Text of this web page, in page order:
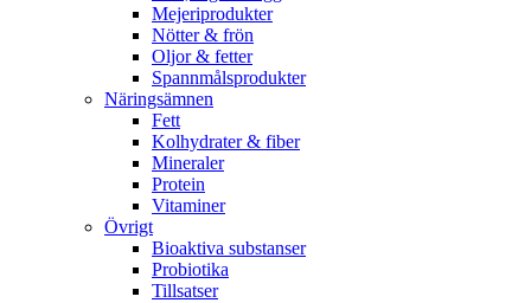
Mejeriprodukter
Nötter & frön
Oljor & fetter
Spannmålsprodukter
Näringsämnen
Fett
Kolhydrater & fiber
Mineraler
Protein
Vitaminer
Övrigt
Bioaktiva substanser
Probiotika
Tillsatser